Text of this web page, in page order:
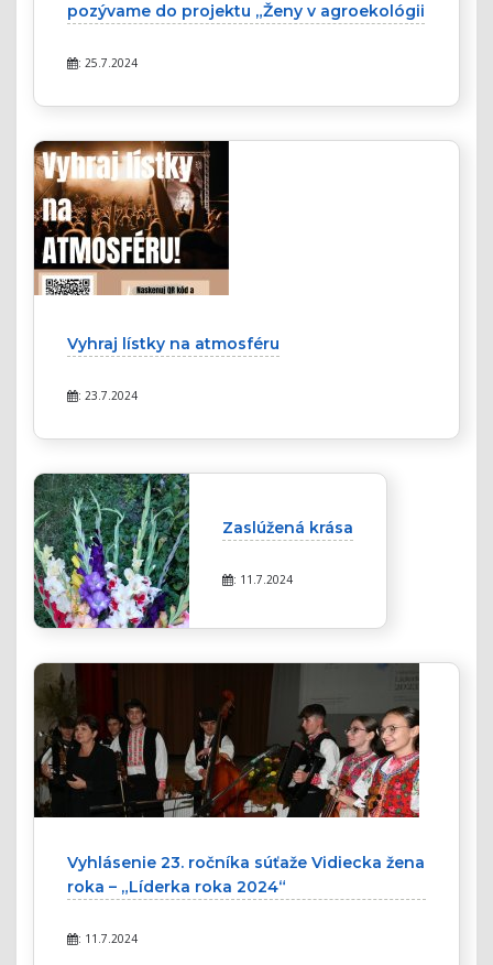
pozývame do projektu „Ženy v agroekológii
: 25.7.2024
Vyhraj lístky na atmosféru
: 23.7.2024
Zaslúžená krása
: 11.7.2024
Vyhlásenie 23. ročníka súťaže Vidiecka žena
roka – „Líderka roka 2024“
: 11.7.2024